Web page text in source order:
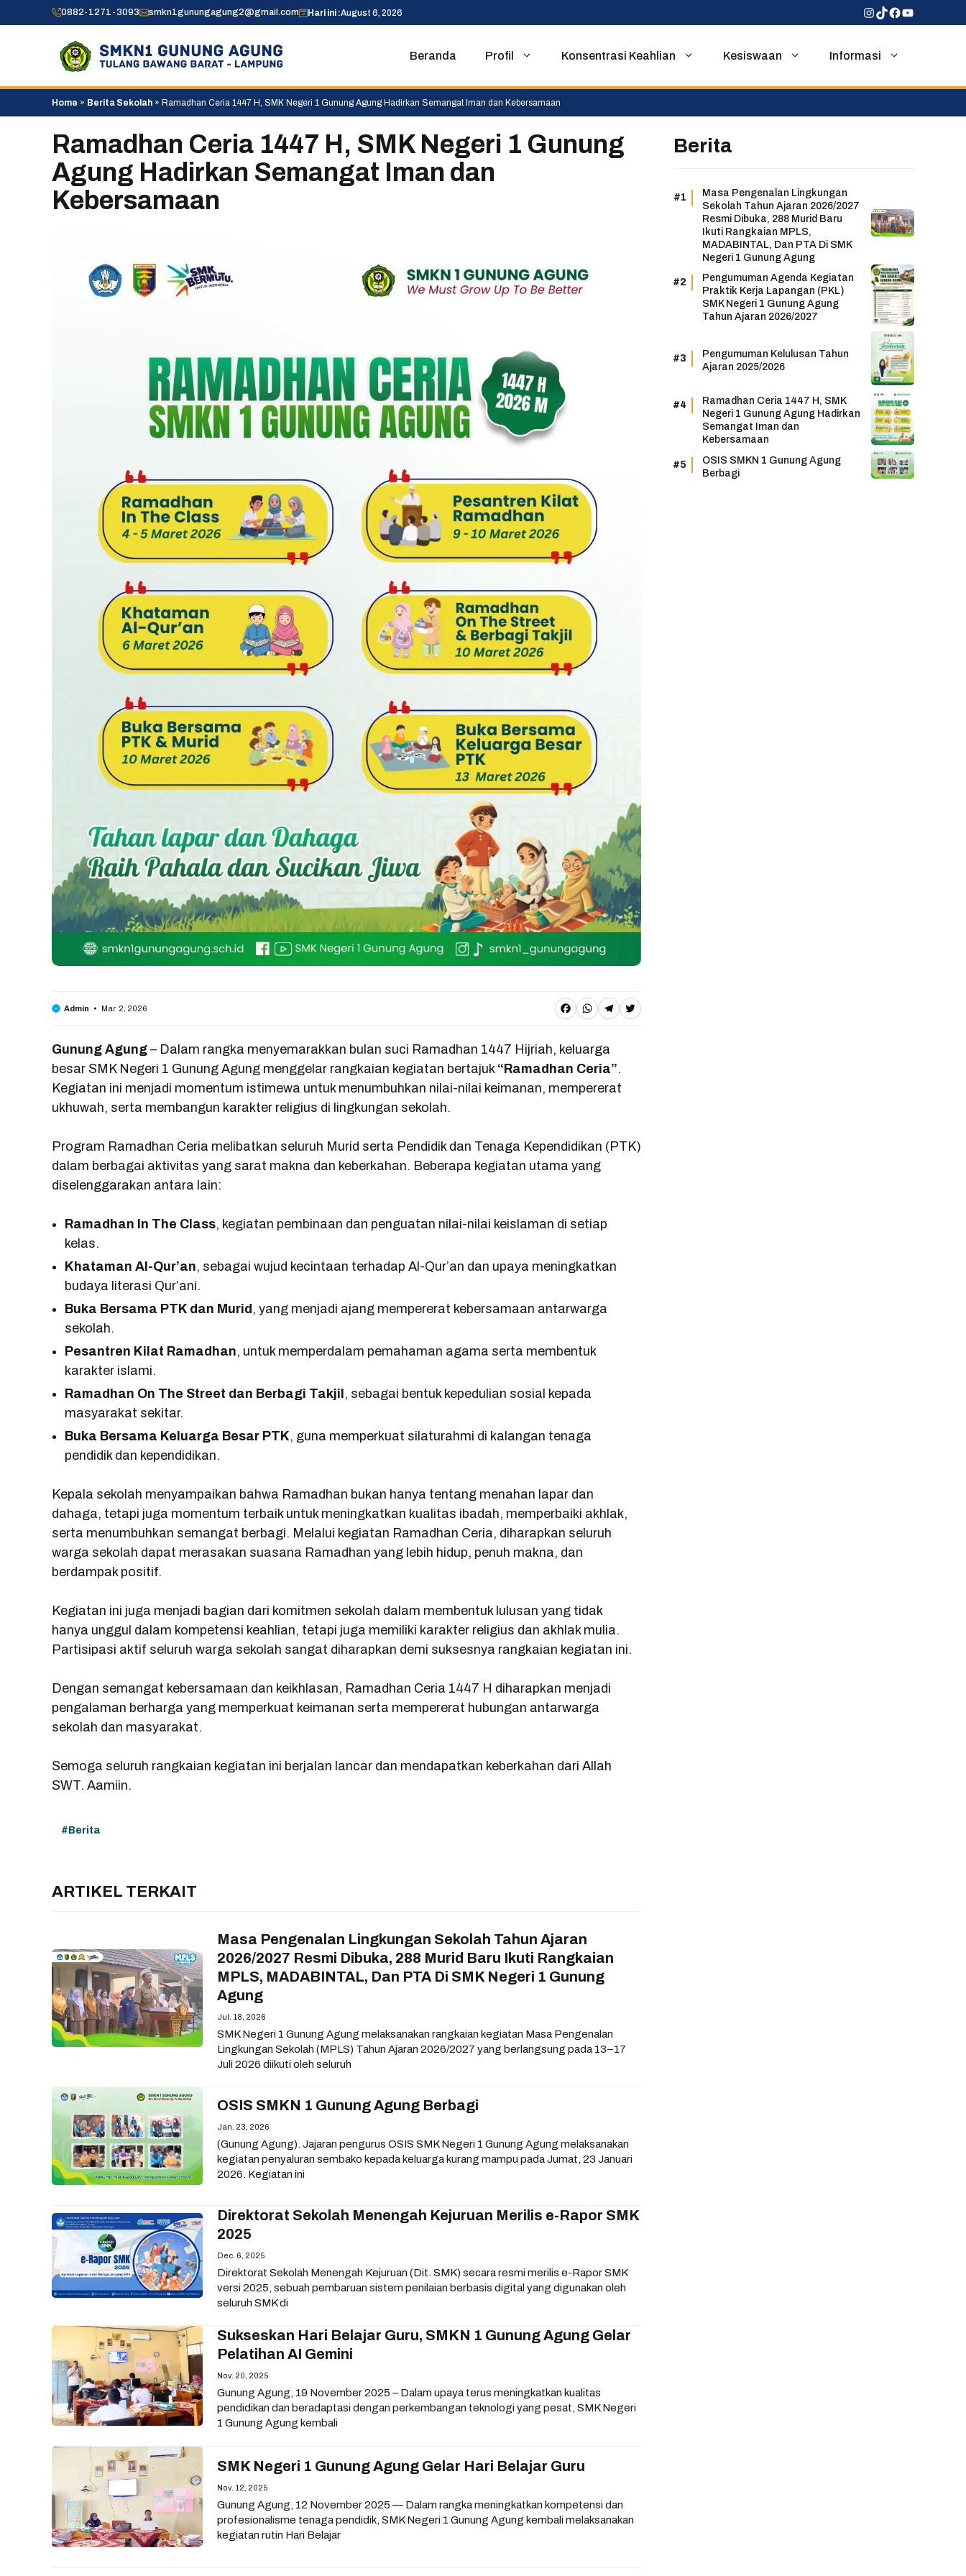
to
0882-1271-3093 smkn1gunungagung2@gmail.com Hari ini :August 6, 2026 Instagram
TikTok
Facebook
YouTube
Beranda Profil Konsentrasi Keahlian Kesiswaan Informasi
Home » Berita Sekolah » Ramadhan Ceria 1447 H, SMK Negeri 1 Gunung Agung Hadirkan Semangat Iman dan Kebersamaan
Ramadhan Ceria 1447 H, SMK Negeri 1 Gunung
Agung Hadirkan Semangat Iman dan
Kebersamaan
Admin Mar. 2, 2026
F
c
e
o
k
W
a
t
p
p
T
l
e
a
T
Gunung Agung – Dalam rangka menyemarakkan bulan suci Ramadhan 1447 Hijriah, keluarga
besar SMK Negeri 1 Gunung Agung menggelar rangkaian kegiatan bertajuk “Ramadhan Ceria”.
Kegiatan ini menjadi momentum istimewa untuk menumbuhkan nilai-nilai keimanan, mempererat
ukhuwah, serta membangun karakter religius di lingkungan sekolah.
Program Ramadhan Ceria melibatkan seluruh Murid serta Pendidik dan Tenaga Kependidikan (PTK)
dalam berbagai aktivitas yang sarat makna dan keberkahan. Beberapa kegiatan utama yang
diselenggarakan antara lain:
Ramadhan In The Class, kegiatan pembinaan dan penguatan nilai-nilai keislaman di setiap
kelas.
Khataman Al-Qur’an, sebagai wujud kecintaan terhadap Al-Qur’an dan upaya meningkatkan
budaya literasi Qur’ani.
Buka Bersama PTK dan Murid , yang menjadi ajang mempererat kebersamaan antarwarga
sekolah.
Pesantren Kilat Ramadhan, untuk memperdalam pemahaman agama serta membentuk
karakter islami.
Ramadhan On The Street dan Berbagi Takjil , sebagai bentuk kepedulian sosial kepada
masyarakat sekitar.
Buka Bersama Keluarga Besar PTK, guna memperkuat silaturahmi di kalangan tenaga
pendidik dan kependidikan.
Kepala sekolah menyampaikan bahwa Ramadhan bukan hanya tentang menahan lapar dan
dahaga, tetapi juga momentum terbaik untuk meningkatkan kualitas ibadah, memperbaiki akhlak,
serta menumbuhkan semangat berbagi. Melalui kegiatan Ramadhan Ceria, diharapkan seluruh
warga sekolah dapat merasakan suasana Ramadhan yang lebih hidup, penuh makna, dan
berdampak positif.
Kegiatan ini juga menjadi bagian dari komitmen sekolah dalam membentuk lulusan yang tidak
hanya unggul dalam kompetensi keahlian, tetapi juga memiliki karakter religius dan akhlak mulia.
Partisipasi aktif seluruh warga sekolah sangat diharapkan demi suksesnya rangkaian kegiatan ini.
Dengan semangat kebersamaan dan keikhlasan, Ramadhan Ceria 1447 H diharapkan menjadi
pengalaman berharga yang memperkuat keimanan serta mempererat hubungan antarwarga
sekolah dan masyarakat.
Semoga seluruh rangkaian kegiatan ini berjalan lancar dan mendapatkan keberkahan dari Allah
SWT. Aamiin.
Berita
ARTIKEL TERKAIT
Masa Pengenalan Lingkungan Sekolah Tahun Ajaran
2026/2027 Resmi Dibuka, 288 Murid Baru Ikuti Rangkaian
MPLS, MADABINTAL, Dan PTA Di SMK Negeri 1 Gunung
Agung
Jul. 18, 2026
SMK Negeri 1 Gunung Agung melaksanakan rangkaian kegiatan Masa Pengenalan
Lingkungan Sekolah (MPLS) Tahun Ajaran 2026/2027 yang berlangsung pada 13–17
Juli 2026 diikuti oleh seluruh
OSIS SMKN 1 Gunung Agung Berbagi
Jan. 23, 2026
(Gunung Agung). Jajaran pengurus OSIS SMK Negeri 1 Gunung Agung melaksanakan
kegiatan penyaluran sembako kepada keluarga kurang mampu pada Jumat, 23 Januari
2026. Kegiatan ini
Direktorat Sekolah Menengah Kejuruan Merilis e-Rapor SMK
2025
Dec. 6, 2025
Direktorat Sekolah Menengah Kejuruan (Dit. SMK) secara resmi merilis e-Rapor SMK
versi 2025, sebuah pembaruan sistem penilaian berbasis digital yang digunakan oleh
seluruh SMK di
Sukseskan Hari Belajar Guru, SMKN 1 Gunung Agung Gelar
Pelatihan AI Gemini
Nov. 20, 2025
Gunung Agung, 19 November 2025 – Dalam upaya terus meningkatkan kualitas
pendidikan dan beradaptasi dengan perkembangan teknologi yang pesat, SMK Negeri
1 Gunung Agung kembali
SMK Negeri 1 Gunung Agung Gelar Hari Belajar Guru
Nov. 12, 2025
Gunung Agung, 12 November 2025 — Dalam rangka meningkatkan kompetensi dan
profesionalisme tenaga pendidik, SMK Negeri 1 Gunung Agung kembali melaksanakan
kegiatan rutin Hari Belajar
Berita
Masa Pengenalan Lingkungan
Sekolah Tahun Ajaran 2026/2027
Resmi Dibuka, 288 Murid Baru
Ikuti Rangkaian MPLS,
MADABINTAL, Dan PTA Di SMK
Negeri 1 Gunung Agung
Pengumuman Agenda Kegiatan
Praktik Kerja Lapangan (PKL)
SMK Negeri 1 Gunung Agung
Tahun Ajaran 2026/2027
Pengumuman Kelulusan Tahun
Ajaran 2025/2026
Ramadhan Ceria 1447 H, SMK
Negeri 1 Gunung Agung Hadirkan
Semangat Iman dan
Kebersamaan
OSIS SMKN 1 Gunung Agung
Berbagi